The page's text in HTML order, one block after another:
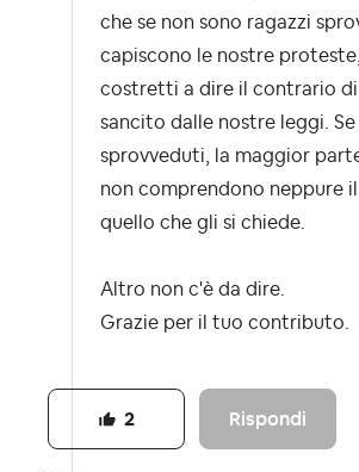
che se non sono ragazzi
capiscono le nostre
costretti a dire il contrario
sancito dalle nostre leggi. Se
sprovveduti, la maggior
non comprendono neppure il
quello che gli si chiede.
Altro non c'è da dire.
Grazie per il tuo contributo.
Rispondi
2